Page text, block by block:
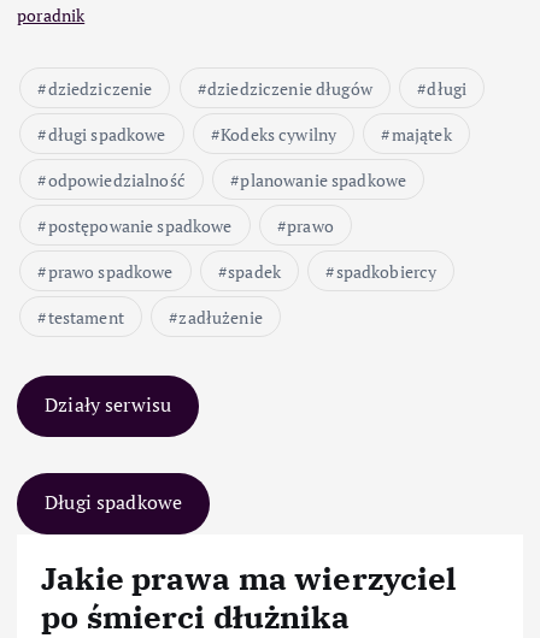
poradnik
dziedziczenie dziedziczenie długów
długi
długi spadkowe
Kodeks cywilny
majątek
odpowiedzialność
planowanie spadkowe
postępowanie spadkowe
prawo
prawo spadkowe
spadek
spadkobiercy
testament
zadłużenie
Działy serwisu
Długi spadkowe
Jakie prawa ma wierzyciel
po śmierci dłużnika